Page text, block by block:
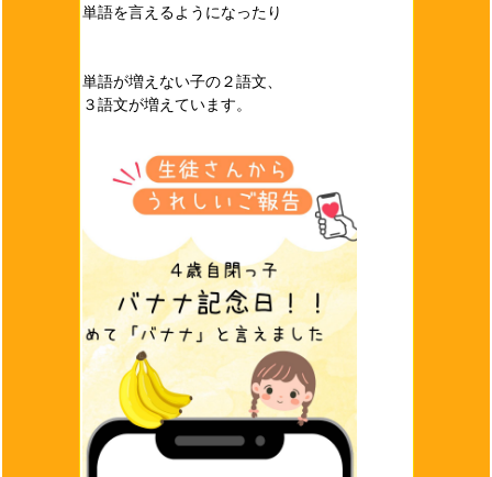
単語を言えるようになったり
単語が増えない子の２語文、
３語文が増えています。